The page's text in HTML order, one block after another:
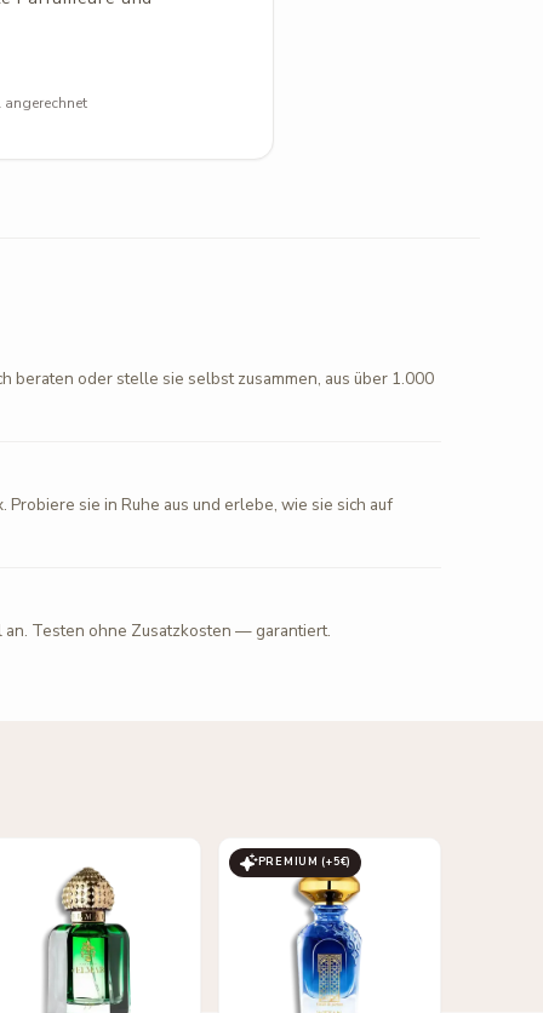
beraten oder stelle sie selbst zusammen, aus über 1.000
Probiere sie in Ruhe aus und erlebe, wie sie sich auf
Testen ohne Zusatzkosten — garantiert.
PREMIUM (+5€)